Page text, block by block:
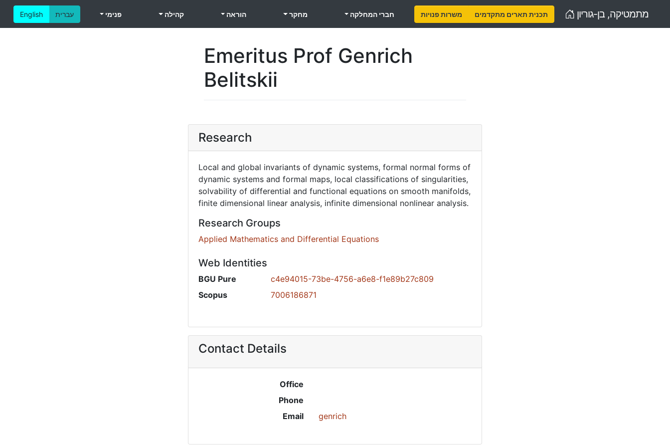
מתמטיקה, בן-גוריון Home
English עברית משרות פנויות תכנית תארים מתקדמים חברי המחלקה מחקר הוראה קהילה פנימי
Emeritus Prof Genrich
Belitskii
Research
Local and global invariants of dynamic systems, formal normal forms of
dynamic systems and formal maps, local classifications of singularities,
solvability of differential and functional equations on smooth manifolds,
finite dimensional linear analysis, infinite dimensional nonlinear analysis.
Research Groups
Applied Mathematics and Differential Equations
Web Identities
BGU Pure
c4e94015-73be-4756-a6e8-f1e89b27c809
Scopus
7006186871
Contact Details
Office
Phone
Email
genrich